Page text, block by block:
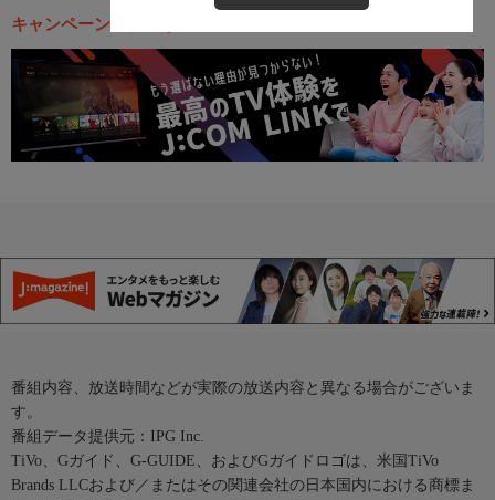
キャンペーン・お得な情報
番組内容、放送時間などが実際の放送内容と異なる場合がございま
す。
番組データ提供元：IPG Inc.
TiVo、Gガイド、G-GUIDE、およびGガイドロゴは、米国TiVo
Brands LLCおよび／またはその関連会社の日本国内における商標ま